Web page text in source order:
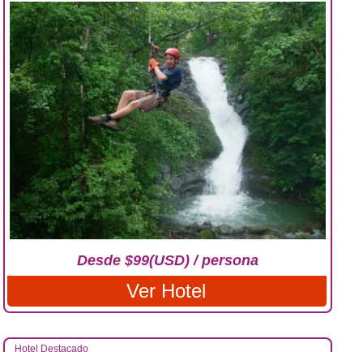
Desde $99(USD) / persona
Ver Hotel
Hotel Destacado